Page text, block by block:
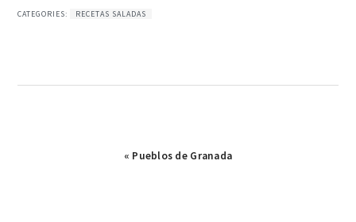
CATEGORIES: RECETAS SALADAS
Publicación
« Pueblos de Granada